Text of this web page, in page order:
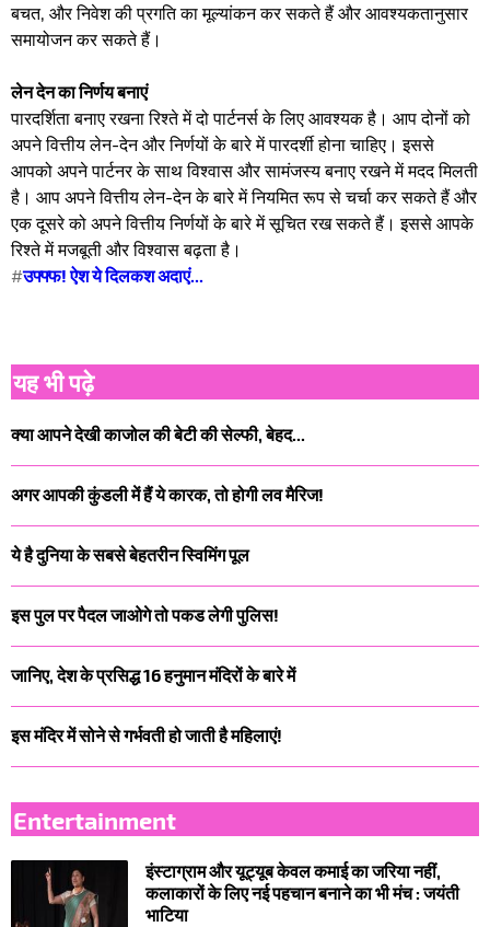
बचत, और निवेश की प्रगति का मूल्यांकन कर सकते हैं और आवश्यकतानुसार
समायोजन कर सकते हैं।
लेन देन का निर्णय बनाएं
पारदर्शिता बनाए रखना रिश्ते में दो पार्टनर्स के लिए आवश्यक है। आप दोनों को
अपने वित्तीय लेन-देन और निर्णयों के बारे में पारदर्शी होना चाहिए। इससे
आपको अपने पार्टनर के साथ विश्वास और सामंजस्य बनाए रखने में मदद मिलती
है। आप अपने वित्तीय लेन-देन के बारे में नियमित रूप से चर्चा कर सकते हैं और
एक दूसरे को अपने वित्तीय निर्णयों के बारे में सूचित रख सकते हैं। इससे आपके
रिश्ते में मजबूती और विश्वास बढ़ता है।
#उफ्फ्फ! ऐश ये दिलकश अदाएं...
यह भी पढ़े
क्या आपने देखी काजोल की बेटी की सेल्फी, बेहद...
अगर आपकी कुंडली में हैं ये कारक, तो होगी लव मैरिज!
ये है दुनिया के सबसे बेहतरीन स्विमिंग पूल
इस पुल पर पैदल जाओगे तो पकड लेगी पुलिस!
जानिए, देश के प्रसिद्ध 16 हनुमान मंदिरों के बारे में
इस मंदिर में सोने से गर्भवती हो जाती है महिलाएं!
Entertainment
इंस्टाग्राम और यूट्यूब केवल कमाई का जरिया नहीं,
कलाकारों के लिए नई पहचान बनाने का भी मंच : जयंती
भाटिया